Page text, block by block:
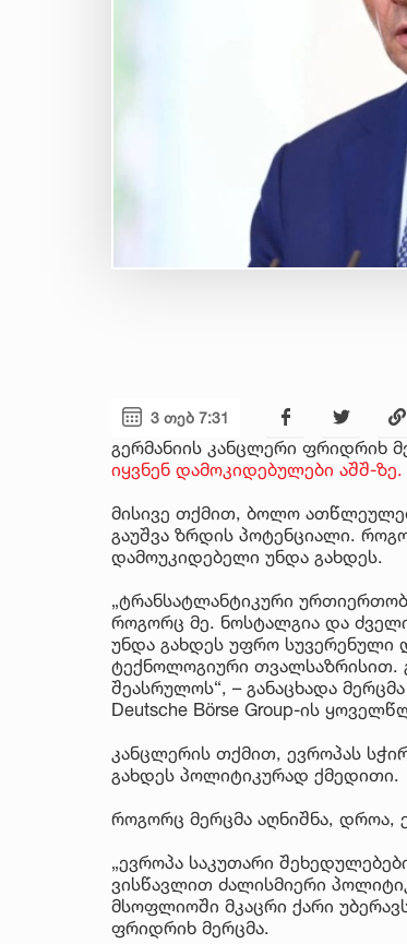
3 თებ 7:31
გერმანიის კანცლერი ფრიდრიხ
იყვნენ დამოკიდებულები აშშ-ზე.
მისივე თქმით, ბოლო
გაუშვა ზრდის პოტენციალი.
დამოუკიდებელი უნდა გახდეს.
„ტრანსატლანტიკური
როგორც მე. ნოსტალგია და
უნდა გახდეს უფრო სუვერენული
ტექნოლოგიური თვალსაზრისით.
შეასრულოს“, – განაცხადა
Deutsche Börse Group-ის
კანცლერის თქმით, ევროპას
გახდეს პოლიტიკურად ქმედითი.
როგორც მერცმა აღნიშნა, დროა,
„ევროპა საკუთარი
ვისწავლით ძალისმიერი
მსოფლიოში მკაცრი ქარი
ფრიდრიხ მერცმა.